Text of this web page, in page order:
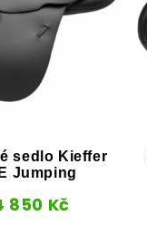
sedlo Kieffer
Jumping
850 Kč